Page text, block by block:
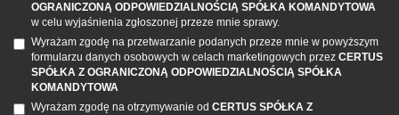
OGRANICZONĄ ODPOWIEDZIALNOŚCIĄ SPÓŁKA KOMANDYTOWA
w celu wyjaśnienia zgłoszonej przeze mnie sprawy.
Wyrażam zgodę na przetwarzanie podanych przeze mnie w powyższym
formularzu danych osobowych w celach marketingowych przez CERTUS
SPÓŁKA Z OGRANICZONĄ ODPOWIEDZIALNOŚCIĄ SPÓŁKA
KOMANDYTOWA
Wyrażam zgodę na otrzymywanie od CERTUS SPÓŁKA Z